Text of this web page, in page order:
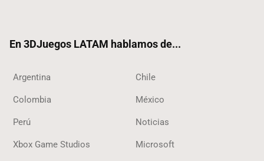
En 3DJuegos LATAM hablamos de...
Argentina Chile
Colombia México
Perú Noticias
Xbox Game Studios Microsoft